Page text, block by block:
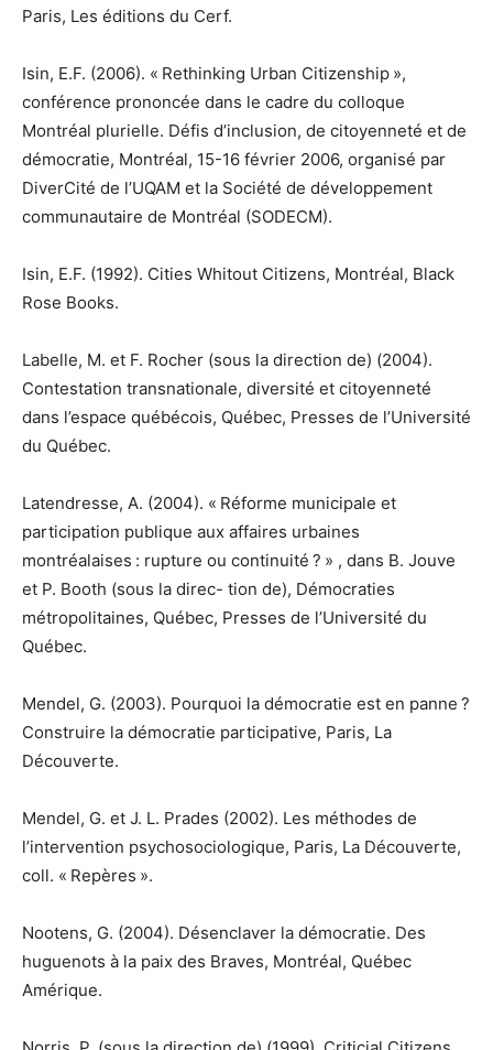
Paris, Les éditions du Cerf.
Isin, E.F. (2006). « Rethinking Urban Citizenship »,
conférence prononcée dans le cadre du colloque
Montréal plurielle. Défis d’inclusion, de citoyenneté et de
démocratie, Montréal, 15-16 février 2006, organisé par
DiverCité de l’UQAM et la Société de développement
communautaire de Montréal (SODECM).
Isin, E.F. (1992). Cities Whitout Citizens, Montréal, Black
Rose Books.
Labelle, M. et F. Rocher (sous la direction de) (2004).
Contestation transnationale, diversité et citoyenneté
dans l’espace québécois, Québec, Presses de l’Université
du Québec.
Latendresse, A. (2004). « Réforme municipale et
participation publique aux affaires urbaines
montréalaises : rupture ou continuité ? » , dans B. Jouve
et P. Booth (sous la direc- tion de), Démocraties
métropolitaines, Québec, Presses de l’Université du
Québec.
Mendel, G. (2003). Pourquoi la démocratie est en panne ?
Construire la démocratie participative, Paris, La
Découverte.
Mendel, G. et J. L. Prades (2002). Les méthodes de
l’intervention psychosociologique, Paris, La Découverte,
coll. « Repères ».
Nootens, G. (2004). Désenclaver la démocratie. Des
huguenots à la paix des Braves, Montréal, Québec
Amérique.